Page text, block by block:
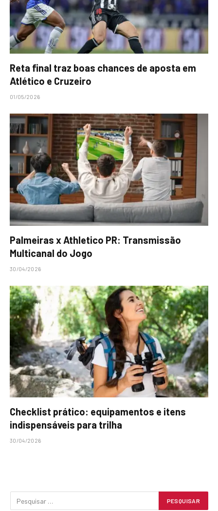
Reta final traz boas chances de aposta em
Atlético e Cruzeiro
01/05/2026
Palmeiras x Athletico PR: Transmissão
Multicanal do Jogo
30/04/2026
Checklist prático: equipamentos e itens
indispensáveis para trilha
30/04/2026